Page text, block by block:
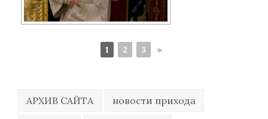
1 2 3 ►
АРХИВ САЙТА новости прихода